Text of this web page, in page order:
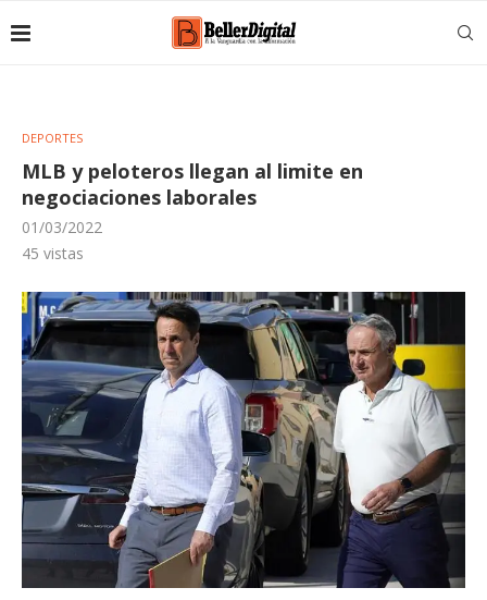
DEPORTES
MLB y peloteros llegan al limite en
negociaciones laborales
01/03/2022
45 vistas